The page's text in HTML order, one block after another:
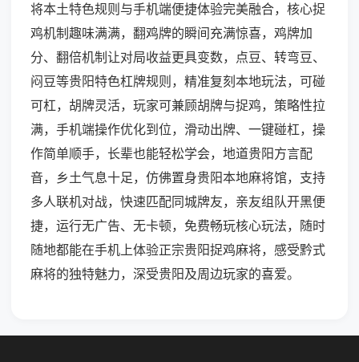
将本土特色规则与手机端便捷体验完美融合，核心捉
鸡机制趣味满满，翻鸡牌的瞬间充满惊喜，鸡牌加
分、翻倍机制让对局收益更具变数，点豆、转弯豆、
闷豆等贵阳特色杠牌规则，精准复刻本地玩法，可碰
可杠，胡牌灵活，玩家可兼顾胡牌与捉鸡，策略性拉
满，手机端操作优化到位，滑动出牌、一键碰杠，操
作简单顺手，长辈也能轻松学会，地道贵阳方言配
音，乡土气息十足，仿佛置身贵阳本地麻将馆，支持
多人联机对战，快速匹配同城牌友，亲友组队开黑便
捷，运行无广告、无卡顿，免费畅玩核心玩法，随时
随地都能在手机上体验正宗贵阳捉鸡麻将，感受黔式
麻将的独特魅力，深受贵阳及周边玩家的喜爱。